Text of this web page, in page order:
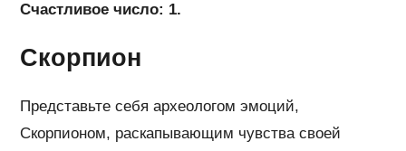
Счастливое число: 1.
Скорпион
Представьте себя археологом эмоций,
Скорпионом, раскапывающим чувства своей